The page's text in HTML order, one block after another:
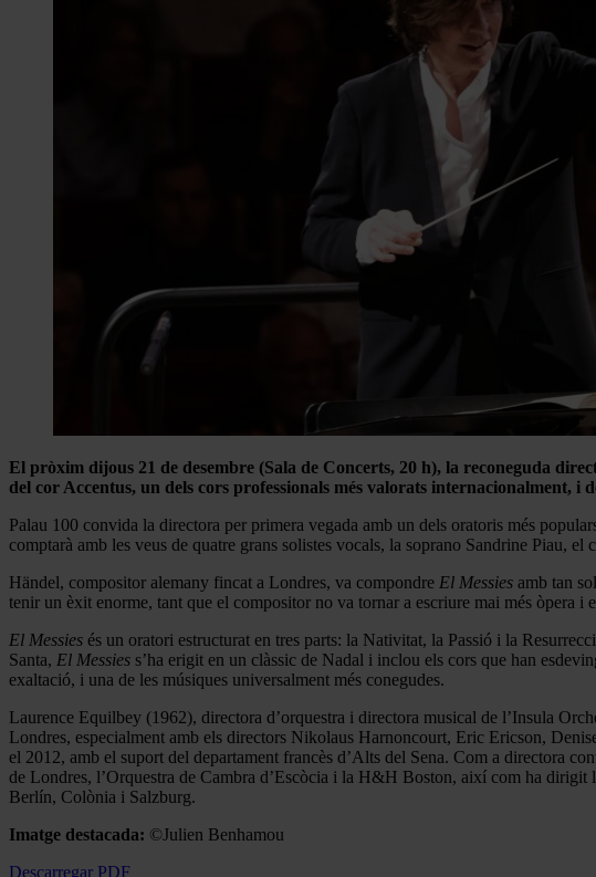
El pròxim dijous 21 de desembre (Sala de Concerts, 20 h), la reconeguda
del cor Accentus, un dels cors professionals més valorats internacionalment, i
Palau 100 convida la directora per primera vegada amb un dels oratoris més
comptarà amb les veus de quatre grans solistes vocals, la soprano Sandrine Piau,
Händel, compositor alemany fincat a Londres, va compondre El Messies amb tan
tenir un èxit enorme, tant que el compositor no va tornar a escriure mai més òpera i
El Messies és un oratori estructurat en tres parts: la Nativitat, la Passió i la
Santa, El Messies s’ha erigit en un clàssic de Nadal i inclou els cors que han
exaltació, i una de les músiques universalment més conegudes.
Laurence Equilbey (1962), directora d’orquestra i directora musical de l’Insula
Londres, especialment amb els directors Nikolaus Harnoncourt, Eric Ericson,
el 2012, amb el suport del departament francès d’Alts del Sena. Com a directora
de Londres, l’Orquestra de Cambra d’Escòcia i la H&H Boston, així com ha
Berlín, Colònia i Salzburg.
Imatge destacada: ©Julien Benhamou
Descarregar PDF